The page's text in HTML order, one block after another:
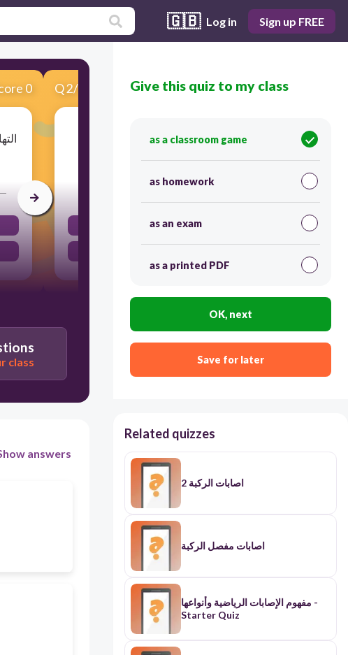
🇬🇧 Log in Sign up FREE
0 Q2/10 Score 0
اكثر منطقة يحث فيه التهب في الوتر الرضفي هو
خطأ
class
answers
Give this quiz to my class
as a classroom game
as homework
as an exam
as a printed PDF
OK, next
Save for later
Related quizzes
اصابات الركبة 2
اصابات مفصل الركبة
مفهوم الإصابات الرياضية وأنواعها -
Starter Quiz